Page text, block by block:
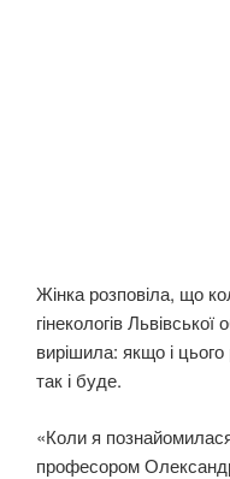
Жінка розповіла, що
гінекологів Львівської
вирішила: якщо і
так і буде.
«Коли я
професором